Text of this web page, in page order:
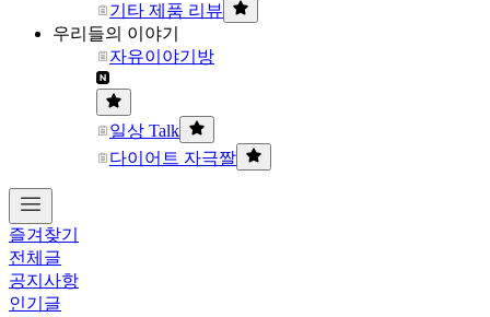
기타 제품 리뷰
우리들의 이야기
자유이야기방
일상 Talk
다이어트 자극짤
즐겨찾기
전체글
공지사항
인기글